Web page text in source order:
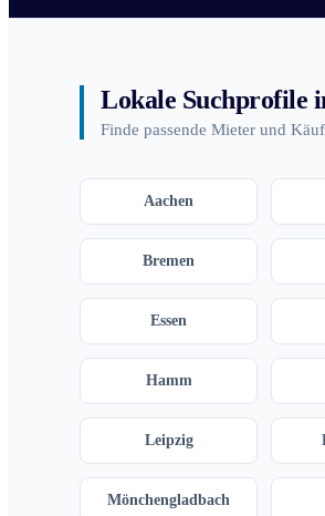
Lokale Suchprofile
Finde passende Mieter und
Aachen
Bremen
Essen
Hamm
Leipzig
Mönchengladbach